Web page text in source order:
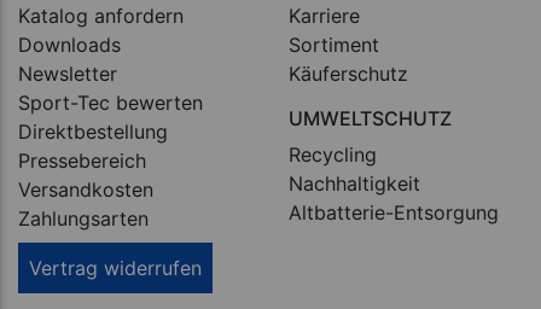
Katalog anfordern
Downloads
Newsletter
Sport-Tec bewerten
Direktbestellung
Pressebereich
Versandkosten
Zahlungsarten
Vertrag widerrufen
Karriere
Sortiment
Käuferschutz
UMWELTSCHUTZ
Recycling
Nachhaltigkeit
Altbatterie-Entsorgung